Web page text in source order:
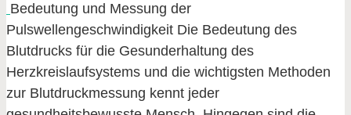
Bedeutung und Messung der
Pulswellengeschwindigkeit Die Bedeutung des
Blutdrucks für die Gesunderhaltung des
Herzkreislaufsystems und die wichtigsten Methoden
zur Blutdruckmessung kennt jeder